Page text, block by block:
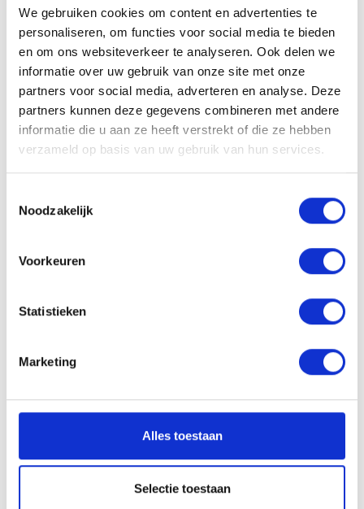
We gebruiken cookies om content en advertenties te
personaliseren, om functies voor social media te bieden
en om ons websiteverkeer te analyseren. Ook delen we
informatie over uw gebruik van onze site met onze
partners voor social media, adverteren en analyse. Deze
partners kunnen deze gegevens combineren met andere
informatie die u aan ze heeft verstrekt of die ze hebben
verzameld op basis van uw gebruik van hun services.
Noodzakelijk
Voorkeuren
Statistieken
Marketing
Alles toestaan
Selectie toestaan
Solliciteren
VACATURE DELEN
Sollicitatieprocedure
± 24 uur